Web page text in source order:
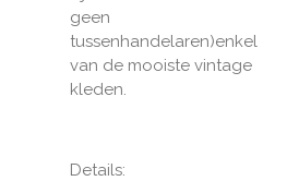
geen
tussenhandelaren)enkel
van de mooiste vintage
kleden.
Details: